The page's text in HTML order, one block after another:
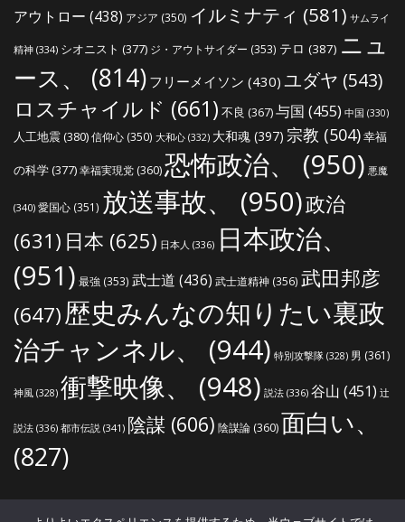
アウトロー (438) アジア (350) イルミナティ (581) サムライ
精神 (334) シオニスト (377) ジ・アウトサイダー (353) テロ (387) ニュ
ース、
(814) フリーメイソン (430) ユダヤ (543)
ロスチャイルド (661) 不良 (367)与国 (455) 中国 (330)
人工地震(380)信仰心 (350) 大和心 (332) 大和魂 (397) 宗教 (504)幸福
の科学(377)幸福実現党 (360)恐怖政治、 (950) 悪魔
(340) 愛国心 (351) 放送事故、 (950)政治
(631) 日本 (625) 日本人 (336) 日本政治、
(951) 最強 (353) 武士道 (436) 武士道精神 (356) 武田邦彦
(647)歴史みんなの知りたい裏政
治チャンネル、
(944) 特別攻撃隊 (328) 男 (361)
神風 (328) 衝撃映像、 (948) 説法 (336) 谷山 (451) 辻
説法 (336) 都市伝説 (341) 陰謀 (606) 陰謀論 (360)面白い、
(827)